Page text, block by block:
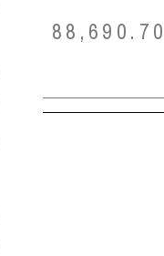
88,690.70